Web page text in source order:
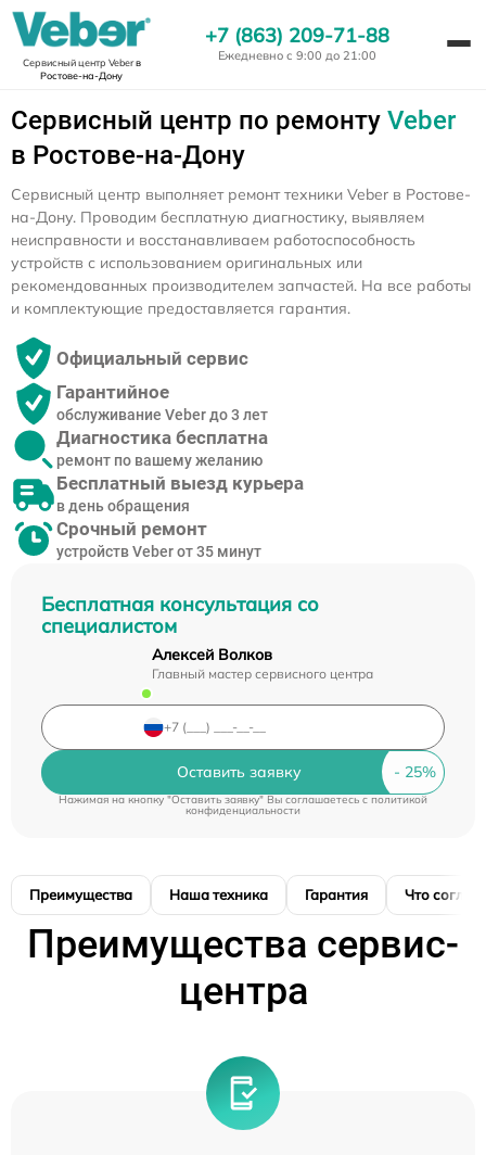
Сервисный центр Veberв
Ростове-на-Дону
+7 (863) 209-71-88
Ежедневно с 9:00 до 21:00
Сервисный центр по ремонту Veber
в Ростове-на-Дону
Бесплатная консультация со
специалистом
Алексей Волков
Главный мастер сервисного центра
Оставить заявку
Нажимая на кнопку "Оставить заявку" Вы соглашаетесь cполитикой
конфиденциальности
Сервисный центр выполняет ремонт техники Veber в Ростове-
на-Дону. Проводим бесплатную диагностику, выявляем
неисправности и восстанавливаем работоспособность
устройств с использованием оригинальных или
рекомендованных производителем запчастей. На все работы
и комплектующие предоставляется гарантия.
Официальный сервис
Гарантийное
обслуживание Veber до 3 лет
Диагностика бесплатна
ремонт по вашему желанию
Бесплатный выезд курьера
в день обращения
Срочный ремонт
устройств Veber от 35 минут
Преимущества Наша техника Гарантия Что
Преимущества сервис-
центра